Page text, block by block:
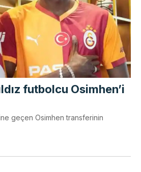
futbolcu Osimhen’i
geçen Osimhen transferinin